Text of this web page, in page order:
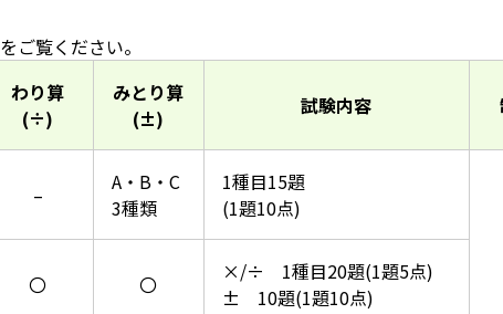
をご覧ください。
わり算
(÷)
みとり算
(±)
試験内容
–
A・B・C
3種類
1種目15題
(1題10点)
〇 〇
×/÷ 1種目20題(1題5点)
± 10題(1題10点)